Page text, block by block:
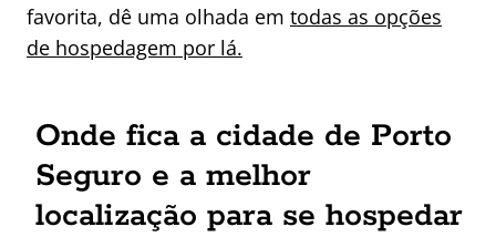
favorita, dê uma olhada em todas as opções
de hospedagem por lá.
Onde fica a cidade de Porto
Seguro e a melhor
localização para se hospedar